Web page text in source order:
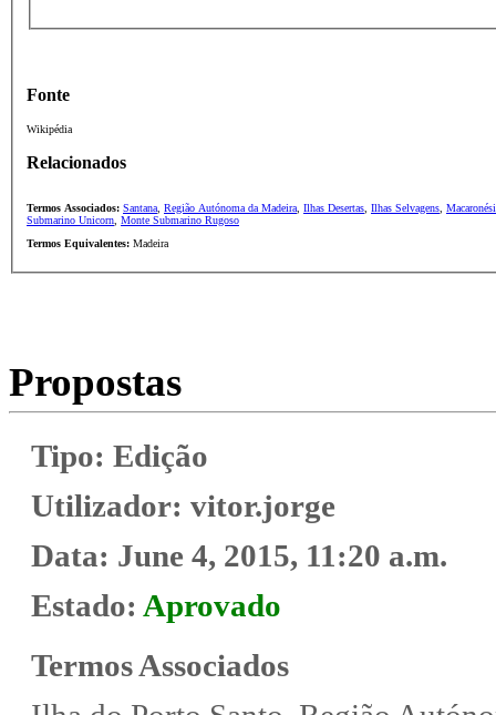
Fonte
Wikipédia
Relacionados
Termos Associados: Santana, Região Autónoma da Madeira, Ilhas Desertas, Ilhas Selvagens,
Submarino Unicorn, Monte Submarino Rugoso
Termos Equivalentes: Madeira
Propostas
Tipo: Edição
Utilizador: vitor.jorge
Data: June 4, 2015, 11:20 a.m.
Estado: Aprovado
Termos Associados